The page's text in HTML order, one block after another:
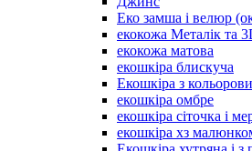
Еко замша і велюр
екокожа Металік та
екокожа матова
екошкіра блискуча
Екошкіра з
екошкіра омбре
екошкіра сіточка і
екошкіра хз